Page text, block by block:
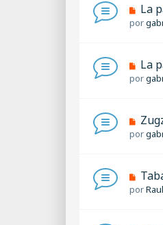
a
jm
e
a
j
N
u
m
e
a
j
La
por
N
u
m
e
a
j
La
por
N
u
m
e
por
N
u
por